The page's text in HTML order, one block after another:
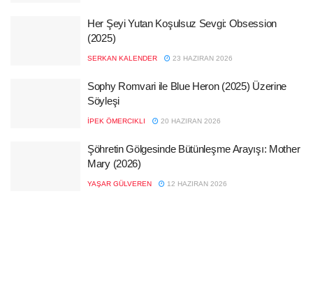
Her Şeyi Yutan Koşulsuz Sevgi: Obsession
(2025)
SERKAN KALENDER 23 HAZIRAN 2026
Sophy Romvari ile Blue Heron (2025) Üzerine
Söyleşi
İPEK ÖMERCIKLI 20 HAZIRAN 2026
Şöhretin Gölgesinde Bütünleşme Arayışı: Mother
Mary (2026)
YAŞAR GÜLVEREN 12 HAZIRAN 2026